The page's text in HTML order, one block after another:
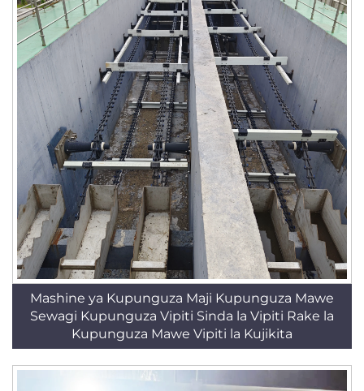
Mashine ya Kupunguza Maji Kupunguza Mawe
Sewagi Kupunguza Vipiti Sinda la Vipiti Rake la
Kupunguza Mawe Vipiti la Kujikita